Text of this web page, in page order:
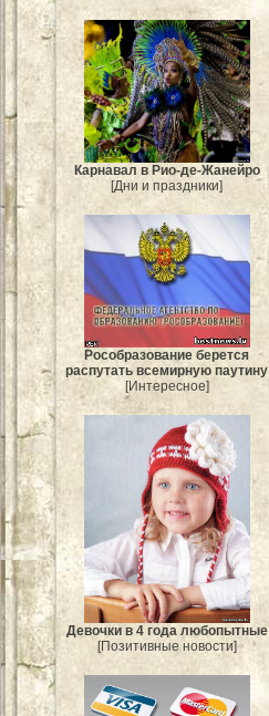
Карнавал в Рио-де-Жанейро
[Дни и праздники]
Рособразование берется
распутать всемирную паутину
[Интересное]
Девочки в 4 года любопытные
[Позитивные новости]